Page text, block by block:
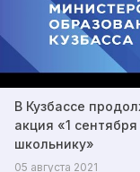
В Кузбассе
акция «1
школьнику»
05 августа 2021